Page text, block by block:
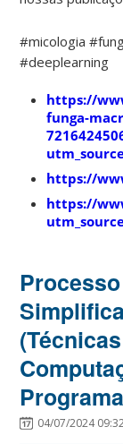
#micologia
#deeplearning
https://
funga-
https://
https://
04/07/2024